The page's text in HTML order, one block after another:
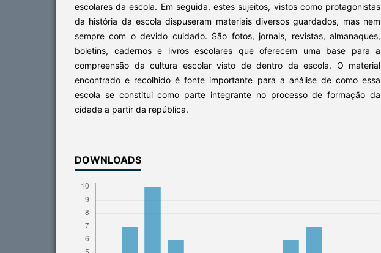
escolares da escola. Em seguida, estes sujeitos, vistos como protagonistas
da história da escola dispuseram materiais diversos guardados, mas nem
sempre com o devido cuidado. São fotos, jornais, revistas, almanaques,
boletins, cadernos e livros escolares que oferecem uma base para a
compreensão da cultura escolar visto de dentro da escola. O material
encontrado e recolhido é fonte importante para a análise de como essa
escola se constitui como parte integrante no processo de formação da
cidade a partir da república.
DOWNLOADS